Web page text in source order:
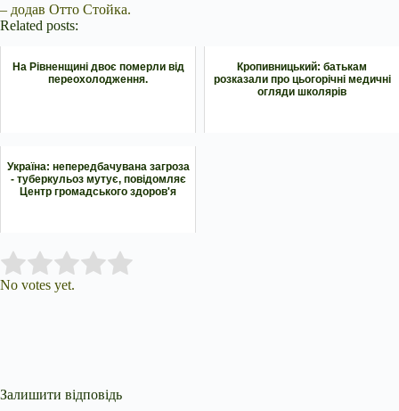
– додав Отто Стойка.
Related posts:
На Рівненщині двоє померли від
переохолодження.
Кропивницький: батькам
розказали про цьогорічні медичні
огляди школярів
Україна: непередбачувана загроза
- туберкульоз мутує, повідомляє
Центр громадського здоров'я
Rate this item:
No votes yet.
Залишити відповідь